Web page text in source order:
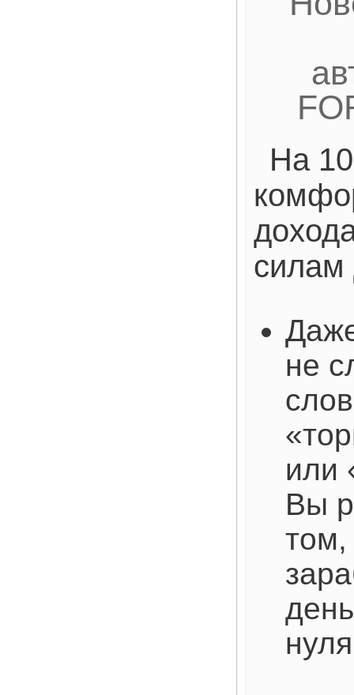
На
силам
не
или
Вы
том,
нуля